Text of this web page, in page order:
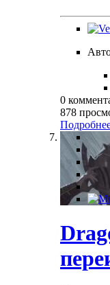
0
878